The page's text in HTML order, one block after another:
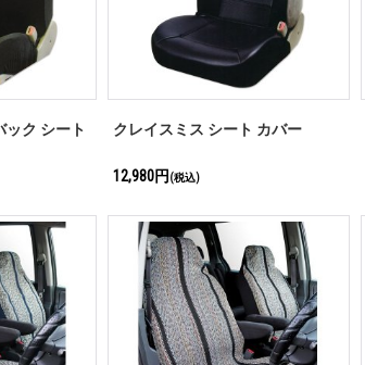
ック シート
クレイスミス シート カバー
12,980円 (税込)